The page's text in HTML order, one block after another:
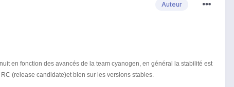
Auteur
en fonction des avancés de la team cyanogen, en général la stabilité est
(release candidate)et bien sur les versions stables.